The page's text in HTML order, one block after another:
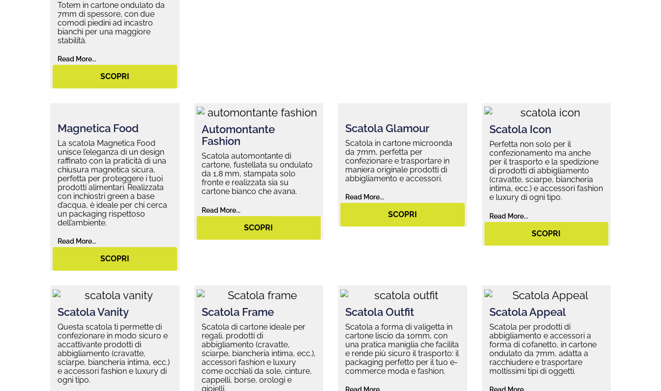
Totem in cartone ondulato da
7mm di spessore, con due
comodi piedini ad incastro
bianchi per una maggiore
stabilità.
Read More...
SCOPRI
Magnetica Food
La scatola Magnetica Food
unisce l’eleganza di un design
raffinato con la praticità di una
chiusura magnetica sicura,
perfetta per proteggere i tuoi
prodotti alimentari. Realizzata
con inchiostri green a base
d’acqua, è ideale per chi cerca
un packaging rispettoso
dell’ambiente.
Read More...
SCOPRI
Automontante
Fashion
Scatola automontante di
cartone, fustellata su ondulato
da 1,8 mm, stampata solo
fronte e realizzata sia su
cartone bianco che avana.
Read More...
SCOPRI
Scatola Glamour
Scatola in cartone microonda
da 7mm, perfetta per
confezionare e trasportare in
maniera originale prodotti di
abbigliamento e accessori.
Read More...
SCOPRI
Scatola Icon
Perfetta non solo per il
confezionamento ma anche
per il trasporto e la spedizione
di prodotti di abbigliamento
(cravatte, sciarpe, biancheria
intima, ecc.) e accessori fashion
e luxury di ogni tipo.
Read More...
SCOPRI
Scatola Vanity
Questa scatola ti permette di
confezionare in modo sicuro e
accattivante prodotti di
abbigliamento (cravatte,
sciarpe, biancheria intima, ecc.)
e accessori fashion e luxury di
ogni tipo.
Scatola Frame
Scatola di cartone ideale per
regali, prodotti di
abbigliamento (cravatte,
sciarpe, biancheria intima, ecc.),
accessori fashion e luxury
come occhiali da sole, cinture,
cappelli, borse, orologi e
gioielli.
Scatola Outfit
Scatola a forma di valigetta in
cartone liscio da 10mm, con
una pratica maniglia che facilita
e rende più sicuro il trasporto: il
packaging perfetto per il tuo e-
commerce moda e fashion.
Read More...
Scatola Appeal
Scatola per prodotti di
abbigliamento e accessori a
forma di cofanetto, in cartone
ondulato da 7mm, adatta a
racchiudere e trasportare
moltissimi tipi di oggetti.
Read More...